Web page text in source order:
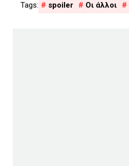
spoiler Οι άλλοι